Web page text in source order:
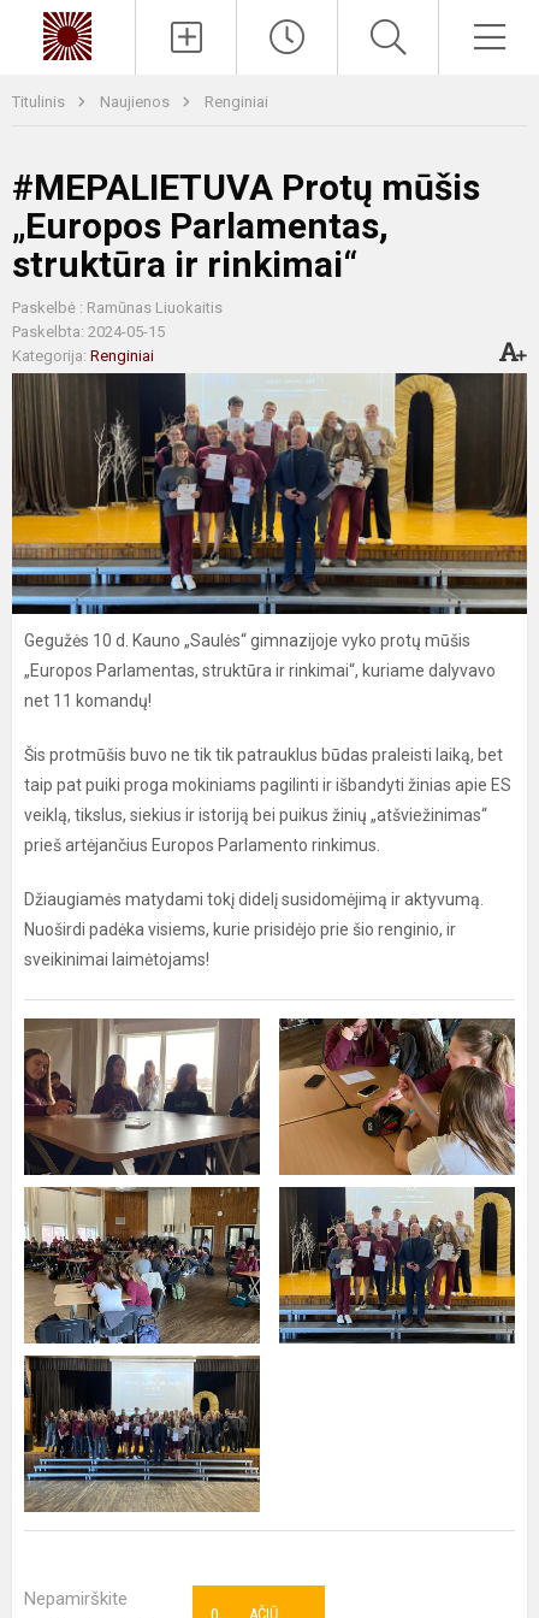
Titulinis Naujienos Renginiai
#MEPALIETUVA Protų mūšis
„Europos Parlamentas,
struktūra ir rinkimai“
Paskelbė : Ramūnas Liuokaitis
Paskelbta: 2024-05-15
Kategorija: Renginiai
Gegužės 10 d. Kauno „Saulės“ gimnazijoje vyko protų mūšis
„Europos Parlamentas, struktūra ir rinkimai“, kuriame dalyvavo
net 11 komandų!
Šis protmūšis buvo ne tik tik patrauklus būdas praleisti laiką, bet
taip pat puiki proga mokiniams pagilinti ir išbandyti žinias apie ES
veiklą, tikslus, siekius ir istoriją bei puikus žinių „atšviežinimas“
prieš artėjančius Europos Parlamento rinkimus.
Džiaugiamės matydami tokį didelį susidomėjimą ir aktyvumą.
Nuoširdi padėka visiems, kurie prisidėjo prie šio renginio, ir
sveikinimai laimėtojams!
Nepamirškite
AČIŪ